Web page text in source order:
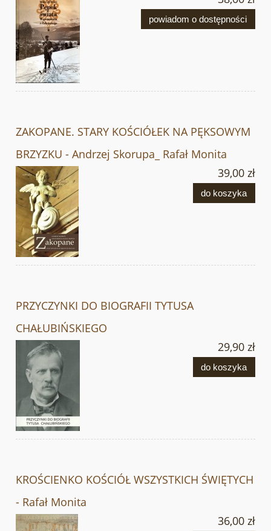
powiadom o dostępności
ZAKOPANE. STARY KOŚCIÓŁEK NA PĘKSOWYM
BRZYZKU - Andrzej Skorupa_ Rafał Monita
39,00 zł
do koszyka
PRZYCZYNKI DO BIOGRAFII TYTUSA
CHAŁUBIŃSKIEGO
29,90 zł
do koszyka
KROŚCIENKO KOŚCIÓŁ WSZYSTKICH ŚWIĘTYCH
- Rafał Monita
36,00 zł